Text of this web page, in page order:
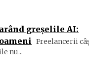
greşelile AI:
Freelancerii
nu...